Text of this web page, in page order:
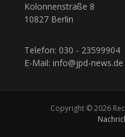
Kolonnenstraße 8
10827 Berlin
Telefon: 030 - 23599904
E-Mail: info@jpd-news.de
Copyright © 2026